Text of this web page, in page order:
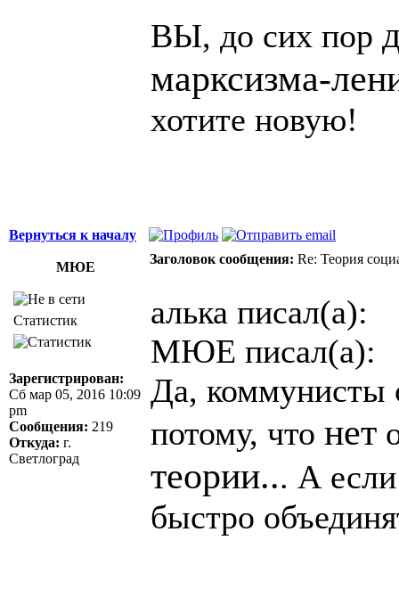
ВЫ, до сих пор
марксизма-
хотите новую!
Вернуться к началу
МЮЕ
Заголовок сообщения: Re: Теория
Статистик
Зарегистрирован:
Сб мар 05, 2016 10:09
pm
Сообщения: 219
Откуда: г.
Светлоград
алька писал(а):
МЮЕ писал(а):
Да, коммунисты
потому, что нет
теории... А
быстро